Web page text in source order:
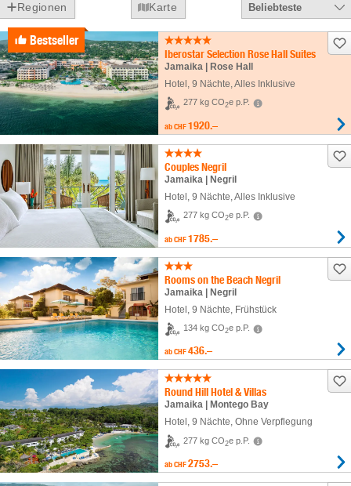
Regionen Karte Beliebteste
Bestseller
Iberostar Selection Rose Hall Suites
Jamaika | Rose Hall
Hotel , 9 Nächte, Alles Inklusive
277 kg CO2e p.P.
ab CHF 1920.–
Couples Negril
Jamaika | Negril
Hotel 9 Nächte , Alles Inklusive
277 kg CO2e p.P.
ab CHF 1785.–
Rooms on the Beach Negril
Jamaika | Negril
Hotel 9 Nächte , Frühstück
134 kg CO2e p.P.
ab CHF 436.–
Round Hill Hotel & Villas
Jamaika | Montego Bay
Hotel , 9 Nächte, Ohne Verpflegung
277 kg CO2e p.P.
ab CHF 2753.–